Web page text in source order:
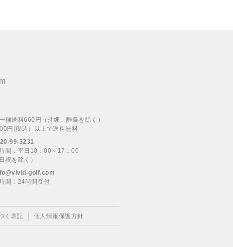
律送料660円（沖縄、離島を除く）
円(税込）以上で送料無料
99-3231
間：平日10：00～17：00
祝を除く）
golf.com
間：24時間受付
く表記 個人情報保護方針